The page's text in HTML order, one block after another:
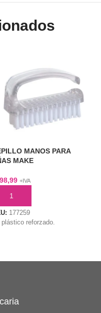
MANOS PARA
MAKE
+IVA
AÑADIR AL CARRITO
177259
plástico reforzado.